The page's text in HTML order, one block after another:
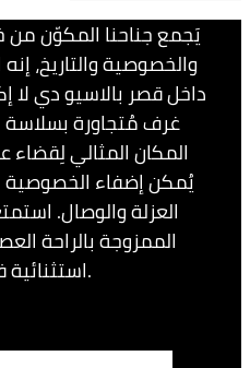
يَجمع جناحنا المكوّن
والخصوصية والتاريخ،
داخل قصر بالاسيو دي لا
غرف مُتجاورة بسلاسة
المكان المثالي لِقضاء
يُمكن إضفاء الخصوصية
العزلة والوصال.
الممزوجة بالراحة
استثنائية في قلب مدريد.